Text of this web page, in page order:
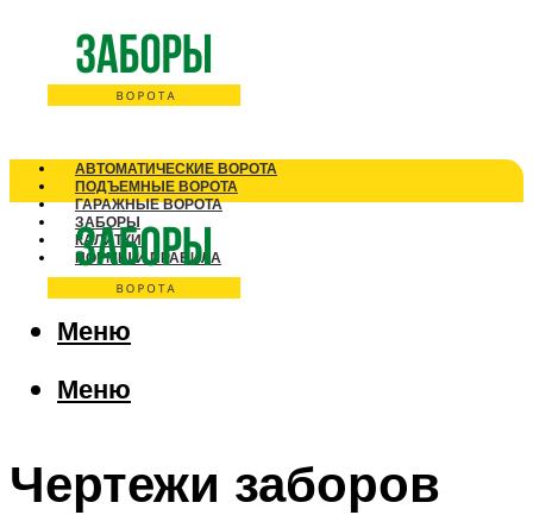
АВТОМАТИЧЕСКИЕ ВОРОТА
ПОДЪЕМНЫЕ ВОРОТА
ГАРАЖНЫЕ ВОРОТА
ЗАБОРЫ
КАЛИТКИ
НОРМЫ И ПРАВИЛА
Меню
Меню
Чертежи заборов